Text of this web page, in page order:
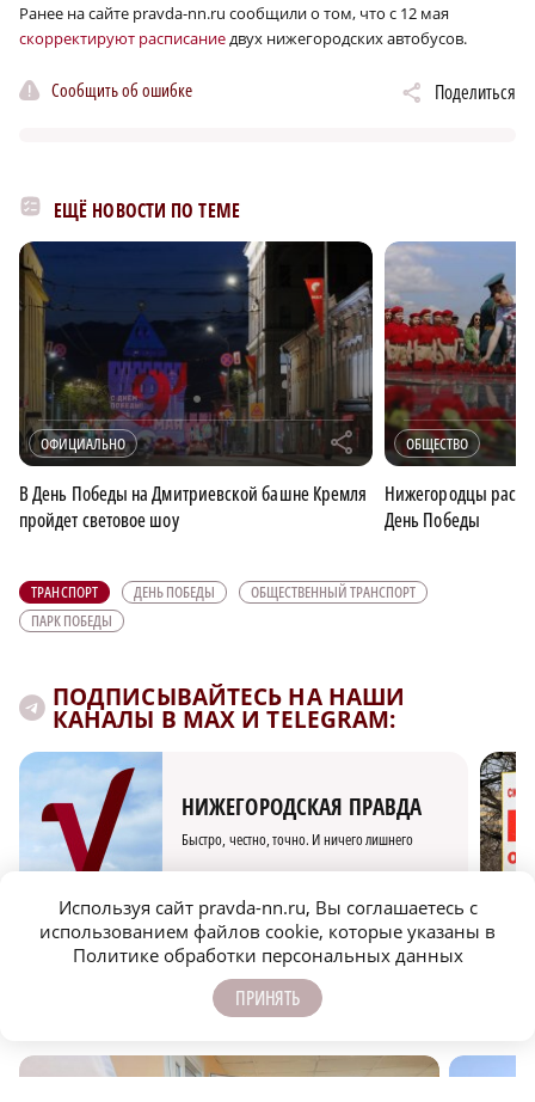
Ранее на сайте pravda-nn.ru сообщили о том, что с 12 мая
скорректируют расписаниедвух нижегородских автобусов.
Сообщить об ошибке Поделиться
ЕЩЁ НОВОСТИ ПО ТЕМЕ
ОФИЦИАЛЬНО r
В День Победы на Дмитриевской башне Кремля
пройдет световое шоу
ОБЩЕСТВО
Нижегородцы
День Победы
ТРАНСПОРТ ДЕНЬ ПОБЕДЫ
ОБЩЕСТВЕННЫЙ ТРАНСПОРТ
ПАРК ПОБЕДЫ
ПОДПИСЫВАЙТЕСЬ НА НАШИ
КАНАЛЫ В MAX И TELEGRAM:
НИЖЕГОРОДСКАЯ ПРАВДА
Быстро, честно, точно. И ничего лишнего
МОЛОДЕЖЬ МЕНЯЕТ МИР
Используя сайт pravda-nn.ru, Вы соглашаетесь с
использованием файлов cookie, которые указаны в
Политике обработки персональных данных
ПРИНЯТЬ